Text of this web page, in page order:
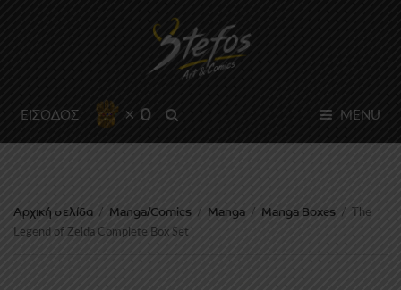
ΕΙΣΟΔΟΣ × 0 MENU
Αρχική σελίδα / Manga/Comics / Manga / Manga Boxes / The
Legend of Zelda Complete Box Set